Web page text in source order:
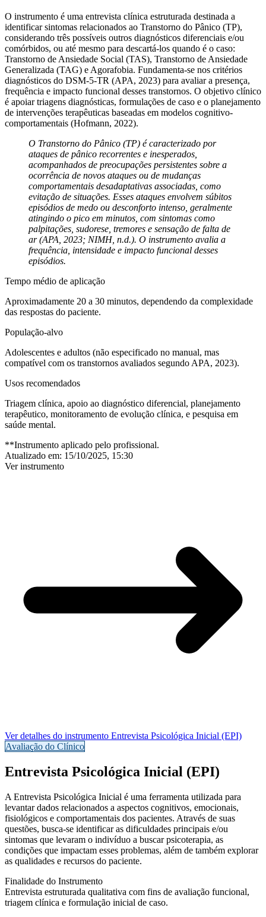
O instrumento é uma entrevista clínica estruturada destinada a
identificar sintomas relacionados ao Transtorno do Pânico (TP),
considerando três possíveis outros diagnósticos diferenciais e/ou
comórbidos, ou até mesmo para descartá-los quando é o caso:
Transtorno de Ansiedade Social (TAS), Transtorno de Ansiedade
Generalizada (TAG) e Agorafobia. Fundamenta-se nos critérios
diagnósticos do DSM-5-TR (APA, 2023) para avaliar a presença,
frequência e impacto funcional desses transtornos. O objetivo clínico
é apoiar triagens diagnósticas, formulações de caso e o planejamento
de intervenções terapêuticas baseadas em modelos cognitivo-
comportamentais (Hofmann, 2022).
O Transtorno do Pânico (TP) é caracterizado por
ataques de pânico recorrentes e inesperados,
acompanhados de preocupações persistentes sobre a
ocorrência de novos ataques ou de mudanças
comportamentais desadaptativas associadas, como
evitação de situações. Esses ataques envolvem súbitos
episódios de medo ou desconforto intenso, geralmente
atingindo o pico em minutos, com sintomas como
palpitações, sudorese, tremores e sensação de falta de
ar (APA, 2023; NIMH, n.d.). O instrumento avalia a
frequência, intensidade e impacto funcional desses
episódios.
Tempo médio de aplicação
Aproximadamente 20 a 30 minutos, dependendo da complexidade
das respostas do paciente.
População-alvo
Adolescentes e adultos (não especificado no manual, mas
compatível com os transtornos avaliados segundo APA, 2023).
Usos recomendados
Triagem clínica, apoio ao diagnóstico diferencial, planejamento
terapêutico, monitoramento de evolução clínica, e pesquisa em
saúde mental.
**Instrumento aplicado pelo profissional.
Atualizado em: 15/10/2025, 15:30
Ver instrumento
Ver detalhes do instrumento Entrevista Psicológica Inicial (EPI)
Avaliação do Clínico
Entrevista Psicológica Inicial (EPI)
A Entrevista Psicológica Inicial é uma ferramenta utilizada para
levantar dados relacionados a aspectos cognitivos, emocionais,
fisiológicos e comportamentais dos pacientes. Através de suas
questões, busca-se identificar as dificuldades principais e/ou
sintomas que levaram o indivíduo a buscar psicoterapia, as
condições que impactam esses problemas, além de também explorar
as qualidades e recursos do paciente.
Finalidade do Instrumento
Entrevista estruturada qualitativa com fins de avaliação funcional,
triagem clínica e formulação inicial de caso.